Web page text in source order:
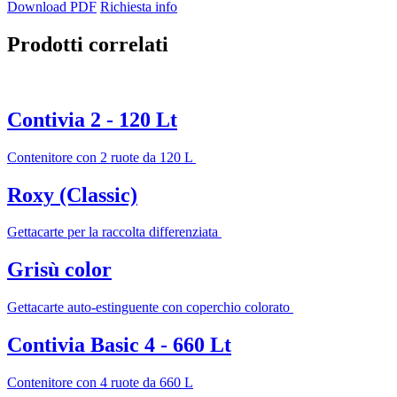
Download PDF Richiesta info
Prodotti correlati
Contivia 2 - 120 Lt
Contenitore con 2 ruote da 120 L
Roxy (Classic)
Gettacarte per la raccolta differenziata
Grisù color
Gettacarte auto-estinguente con coperchio colorato
Contivia Basic 4 - 660 Lt
Contenitore con 4 ruote da 660 L